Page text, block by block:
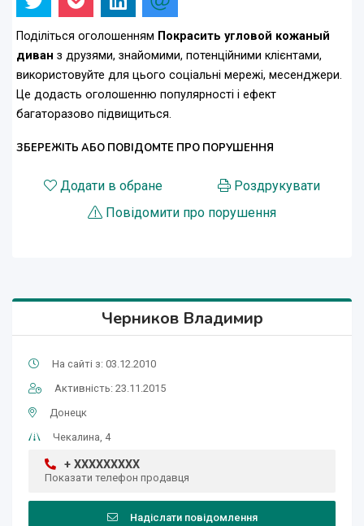
Поділіться оголошенням Покрасить угловой кожаный
диван з друзями, знайомими, потенційними клієнтами,
використовуйте для цього соціальні мережі, месенджери.
Це додасть оголошенню популярності і ефект
багаторазово підвищиться.
ЗБЕРЕЖІТЬ АБО ПОВІДОМТЕ ПРО ПОРУШЕННЯ
Додати в обране
Роздрукувати
Повідомити про порушення
Черников Владимир
На сайті з: 03.12.2010
Активність: 23.11.2015
Донецк
Чекалина, 4
+ XXXXXXXXX
Показати телефон продавця
Надіслати повідомлення